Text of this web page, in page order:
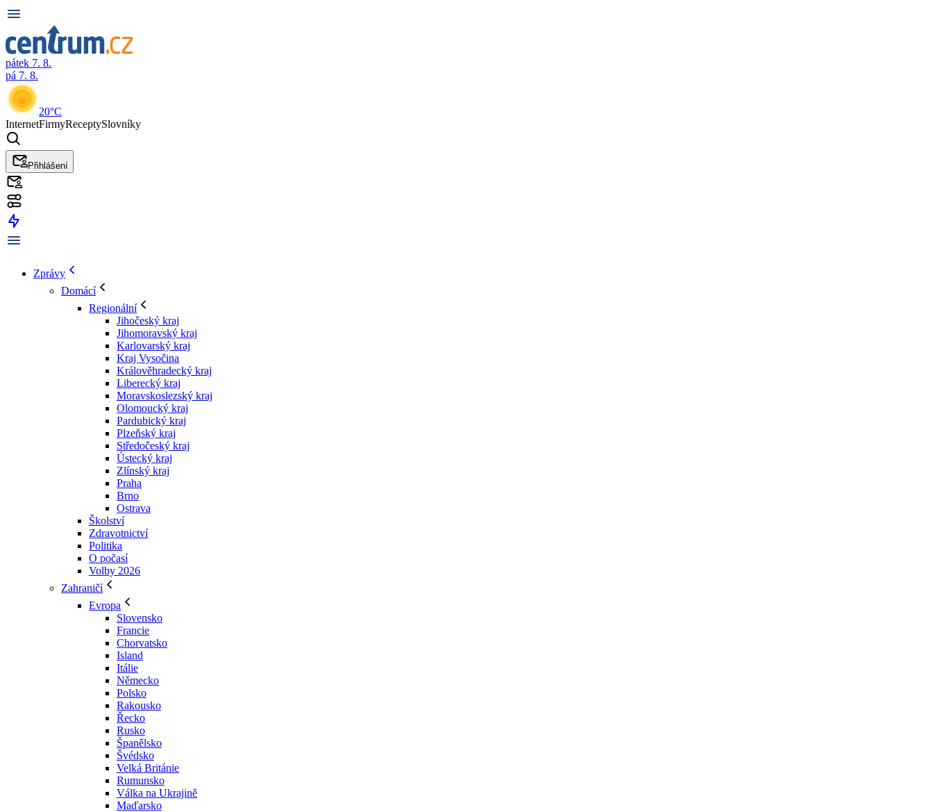
pátek 7. 8.
pá 7. 8.
20°C
InternetFirmyReceptySlovníky
Přihlášení
Zprávy
Domácí
Regionální
Jihočeský kraj
Jihomoravský kraj
Karlovarský kraj
Kraj Vysočina
Králověhradecký kraj
Liberecký kraj
Moravskoslezský kraj
Olomoucký kraj
Pardubický kraj
Plzeňský kraj
Středočeský kraj
Ústecký kraj
Zlínský kraj
Praha
Brno
Ostrava
Školství
Zdravotnictví
Politika
O počasí
Volby 2026
Zahraničí
Evropa
Slovensko
Francie
Chorvatsko
Island
Itálie
Německo
Polsko
Rakousko
Řecko
Rusko
Španělsko
Švédsko
Velká Británie
Rumunsko
Válka na Ukrajině
Maďarsko